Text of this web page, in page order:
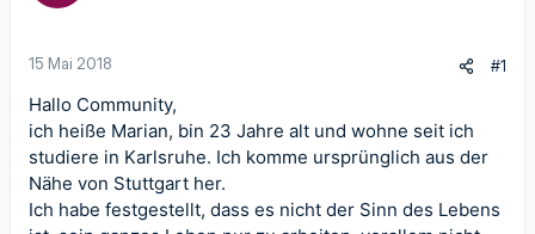
15 Mai 2018 #1
Hallo Community,
ich heiße Marian, bin 23 Jahre alt und wohne seit ich
studiere in Karlsruhe. Ich komme ursprünglich aus der
Nähe von Stuttgart her.
Ich habe festgestellt, dass es nicht der Sinn des Lebens